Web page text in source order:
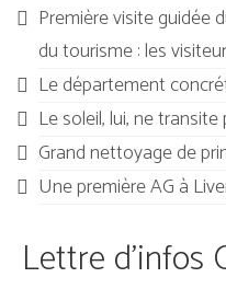
Première visite guidée
du tourisme : les
Le département
Le soleil, lui, ne
Grand nettoyage de
Une première AG à
Lettre d'infos